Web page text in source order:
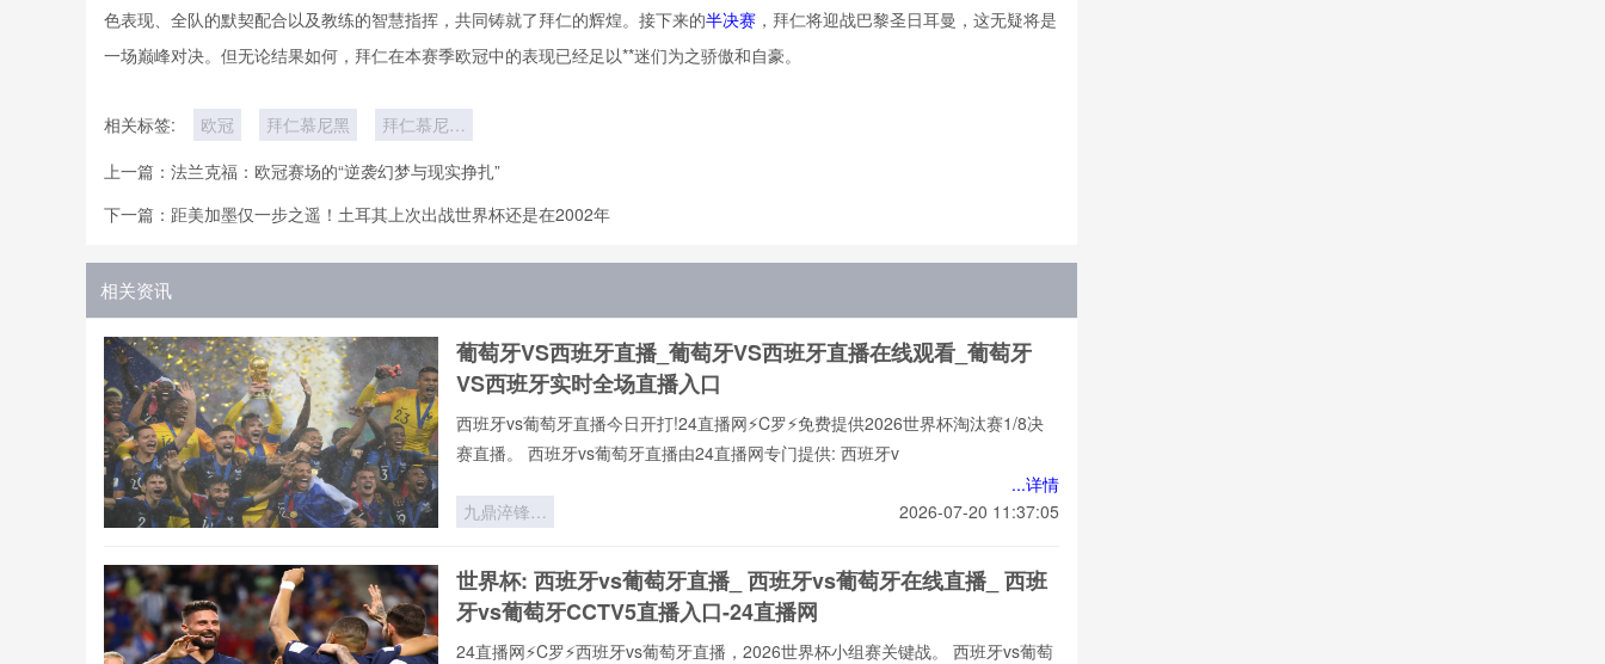
色表现、全队的默契配合以及教练的智慧指挥，共同铸就了拜仁的辉煌。接下来的半决赛 ，拜仁将迎战巴黎圣日耳曼，这无疑将是
一场巅峰对决。但无论结果如何，拜仁在本赛季欧冠中的表现已经足以**迷们为之骄傲和自豪。
相关标签: 欧冠 拜仁慕尼黑
拜仁慕尼黑
的比赛之路
上一篇： 法兰克福：欧冠赛场的“逆袭幻梦与现实挣扎”
下一篇： 距美加墨仅一步之遥！土耳其上次出战世界杯还是在2002年
相关资讯
葡萄牙VS西班牙直播_葡萄牙VS西班牙直播在线观看_葡萄牙
VS西班牙实时全场直播入口
西班牙vs葡萄牙直播今日开打!24直播网⚡️C罗⚡️免费提供2026世界杯淘汰赛1/8决
赛直播。 西班牙vs葡萄牙直播由24直播网专门提供: 西班牙v
...详情
九鼎淬锋：
极限竞技中
法则
2026-07-20 11:37:05
世界杯: 西班牙vs葡萄牙直播_ 西班牙vs葡萄牙在线直播_ 西班
牙vs葡萄牙CCTV5直播入口-24直播网
24直播网⚡️C罗⚡️西班牙vs葡萄牙直播，2026世界杯小组赛关键战。 西班牙vs葡萄